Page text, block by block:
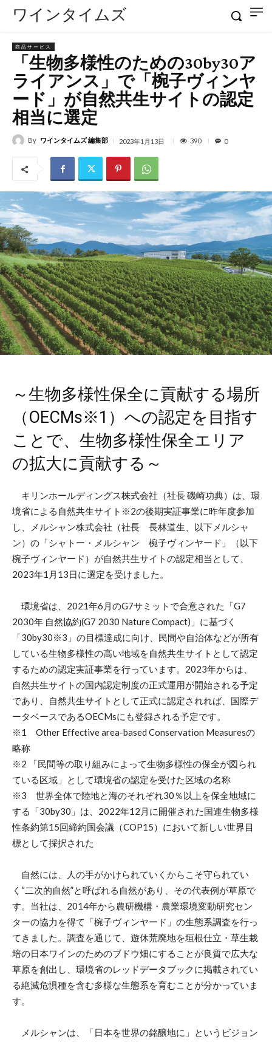
ワインタイムズ
商品サービス
「生物多様性のための30by30ア
ライアンス」で「椀子ヴィンヤ
ード」が自然共生サイトの認定
相当に選定
By ワインタイムズ 編集部 2023年1月13日 390 0
～生物多様性保全に貢献する場所
（OECMs※1）への認定を目指す
ことで、生物多様性保全エリア
の拡大に貢献する～
キリンホールディングス株式会社（社長 磯崎功典）は、環
境省による自然共生サイト※2の後期実証事業に昨年度参加
し、メルシャン株式会社（社長 長林道生、以下メルシャ
ン）の「シャトー・メルシャン 椀子ヴィンヤード」（以下
椀子ヴィンヤード）が自然共生サイトの認定相当として、
2023年1月13日に選定を受けました。
環境省は、2021年6月のG7サミットで合意された「G7
2030年 自然協約(G7 2030 Nature Compact)」に基づく
「30by30※3」の目標達成に向け、民間や自治体などが所有
している生物多様性の高い地域を自然共生サイトとして認定
するための認定実証事業を行っています。2023年からは、
自然共生サイトの国内認定制度の正式運用が開始される予定
であり、自然共生サイトとして正式に認定されれば、国際デ
ータベースであるOECMsにも登録される予定です。
※1 Other Effective area-based Conservation Measuresの
略称
※2 「民間等の取り組みによって生物多様性の保全が図られ
ている区域」として環境省の認定を受けた区域の名称
※3 世界全体で陸地と海のそれぞれ30％以上を保全地域に
する「30by30」は、2022年12月に開催された国連生物多様
性条約第15回締約国会議（COP15）において新しい世界目
標として採択された
自然には、人の手がかけられていくからこそ守られてい
く“二次的自然”と呼ばれる自然があり、その代表例が草原で
す。当社は、2014年から農研機構・農業環境変動研究セン
ターの協力を得て「椀子ヴィンヤード」の生態系調査を行っ
てきました。調査を通じて、遊休荒廃地を垣根仕立・草生栽
培の日本ワインのためのブドウ畑にすることが良質で広大な
草原を創出し、環境省のレッドデータブックに掲載されてい
る絶滅危惧種を含む多様な生態系を育むことが分かっていま
す。
メルシャンは、「日本を世界の銘醸地に」というビジョン